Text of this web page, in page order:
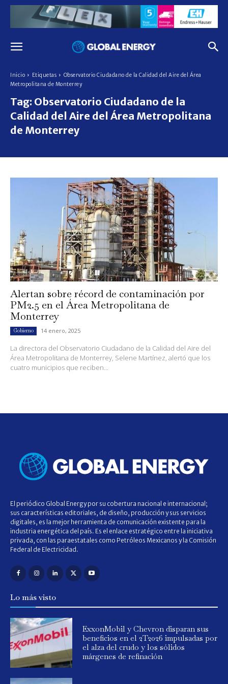
Inicio Etiquetas
Observatorio Ciudadano de la Calidad del Aire del Área
Metropolitana de Monterrey
Tag: Observatorio Ciudadano de la
Calidad del Aire del Área Metropolitana
de Monterrey
Alertan sobre récord de contaminación por
PM2.5 en el Área Metropolitana de
Monterrey
Gobierno 14 enero, 2025
La directora del Observatorio Ciudadano de la Calidad del Aire del
Área Metropolitana de Monterrey, Selene Martínez, alertó que los
cuatro municipios que reciben...
El periódico Global Energy por su cobertura nacional e internacional;
sus características editoriales, de diseño, producción y sus servicios
digitales, es la mejor herramienta de comunicación existente para la
industria energética del país. Es el enlace estratégico entre la iniciativa
privada, con las paraestatales como Petróleos Mexicanos y la Comisión
Federal de Electricidad.
Lo más visto
ExxonMobil y Chevron disparan sus
beneficios en el 2T2026 impulsadas por
el alza del crudo y los sólidos
márgenes de refinación